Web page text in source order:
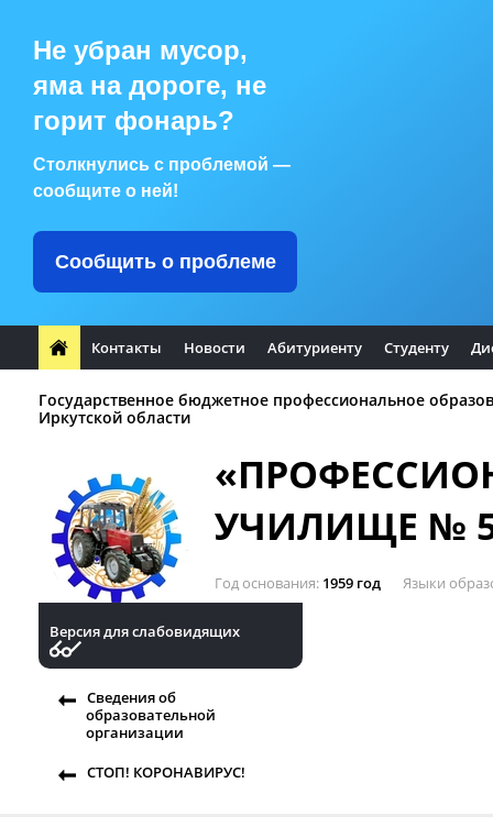
Не убран мусор,
яма на дороге, не
горит фонарь?
Столкнулись с проблемой —
сообщите о ней!
Сообщить о проблеме
Контакты Новости Абитуриенту Студенту
Государственное бюджетное профессиональное
Иркутской области
УЧИЛИЩЕ №
Год основания 1959 год Языки
Версия для слабовидящих
Сведения об
образовательной
организации
СТОП! КОРОНАВИРУС!